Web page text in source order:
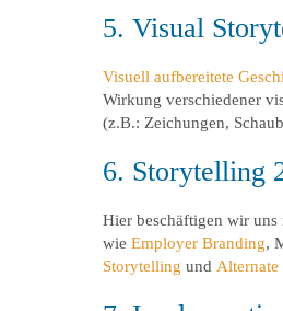
5. Visual
Visuell aufbereitete
Wirkung verschiedener
(z.B.: Zeichungen,
6. Storytelling
Hier beschäftigen wir uns
wie Employer Branding,
Storytelling und Alternate